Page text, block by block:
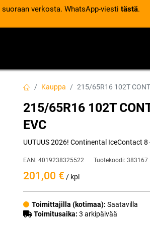
suoraan verkosta. WhatsApp-viesti tästä.
Kauppa 215/65R16 102T
215/65R16 102T
EVC
UUTUUS 2026! Continental IceContact
EAN: 4019238325522 Tuotekoodi: 383167
201,00 € / kpl
Toimittajilla (kotimaa): Saatavilla
Toimitusaika: 3 arkipäivää